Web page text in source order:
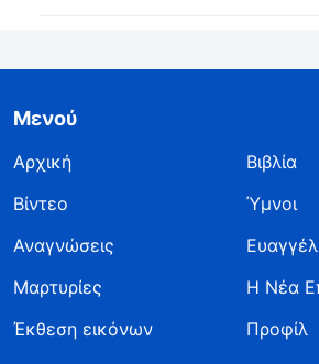
Μενού
Αρχική
Βιβλία
Βίντεο
Ύμνοι
Αναγνώσεις
Μαρτυρίες
Η Νέα
Έκθεση εικόνων
Προφίλ